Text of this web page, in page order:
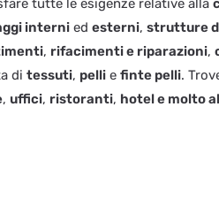
tutte le esigenze relative alla
interni ed esterni, strutture
, rifacimenti e riparazioni,
di tessuti, pelli e finte pelli.
, uffici, ristoranti, hotel e molto